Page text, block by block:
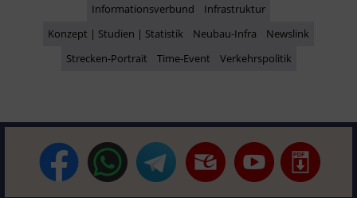
Informationsverbund
Infrastruktur
Konzept | Studien | Statistik
Neubau-Infra
Newslink
Strecken-Portrait
Time-Event Verkehrspolitik